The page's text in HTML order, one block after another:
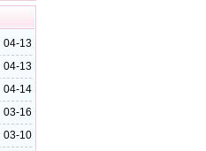
04-13
04-13
04-14
03-16
03-10